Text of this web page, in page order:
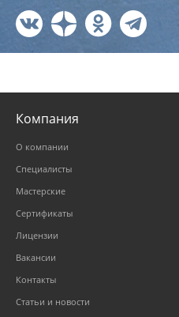
Компания
О компании
Специалисты
Мастерские
Сертификаты
Лицензии
Вакансии
Контакты
Статьи и новости